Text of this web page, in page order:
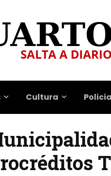
Cultura